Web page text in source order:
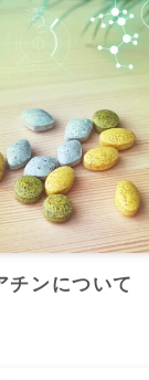
チンについて